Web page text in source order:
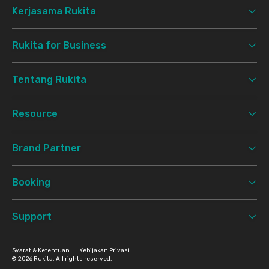
Kerjasama Rukita
Rukita for Business
Tentang Rukita
Resource
Brand Partner
Booking
Support
© 2026 Rukita. All rights reserved.
Syarat & Ketentuan Kebijakan Privasi